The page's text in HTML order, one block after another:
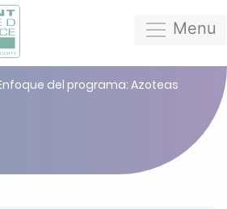
Menu
del programa: Azoteas